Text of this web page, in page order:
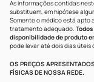
As informações contidas
substituem, em hipótese
Somente o médico está apto
tratamento adequado.
disponibilidade de produto
pode levar até dois dias
OS PREÇOS
FÍSICAS DE NOSSA REDE.